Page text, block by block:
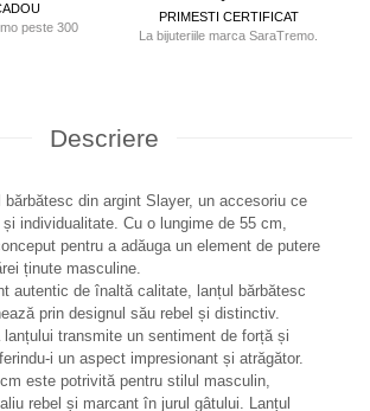
peste 300
PRIMESTI CERTIFICAT
La bijuteriile marca SaraTremo.
Descriere
bărbătesc din argint Slayer, un accesoriu ce
și individualitate. Cu o lungime de 55 cm,
pentru a adăuga un element de putere
ținute masculine.
autentic de înaltă calitate, lanțul bărbătesc
prin designul său rebel și distinctiv.
lanțului transmite un sentiment de forță și
i un aspect impresionant și atrăgător.
este potrivită pentru stilul masculin,
rebel și marcant în jurul gâtului. Lanțul